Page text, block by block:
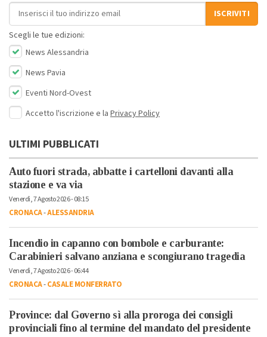
Indirizzo email
ISCRIVITI
Scegli le tue edizioni:
News Alessandria
News Pavia
Eventi Nord-Ovest
Accetto l'iscrizione e la Privacy Policy
ULTIMI PUBBLICATI
Auto fuori strada, abbatte i cartelloni davanti alla
stazione e va via
Venerdì, 7 Agosto 2026 - 08:15
CRONACA-ALESSANDRIA
Incendio in capanno con bombole e carburante:
Carabinieri salvano anziana e scongiurano tragedia
Venerdì, 7 Agosto 2026 - 06:44
CRONACA-CASALE MONFERRATO
Province: dal Governo sì alla proroga dei consigli
provinciali fino al termine del mandato del presidente